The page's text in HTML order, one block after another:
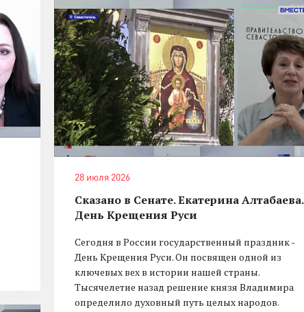
28 июля 2026
Сказано в Сенате. Екатерина Алтабаева.
День Крещения Руси
Сегодня в России государственный праздник -
День Крещения Руси. Он посвящен одной из
ключевых вех в истории нашей страны.
Тысячелетие назад решение князя Владимира
определило духовный путь целых народов.